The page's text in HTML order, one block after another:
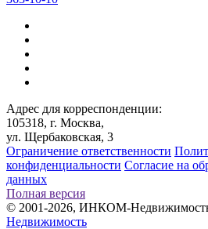
Адрес для корреспонденции:
105318, г. Москва,
ул. Щербаковская, 3
Ограничение ответственности
конфиденциальности Согласие на
данных
Полная версия
© 2001-2026, ИНКОМ-
Недвижимость